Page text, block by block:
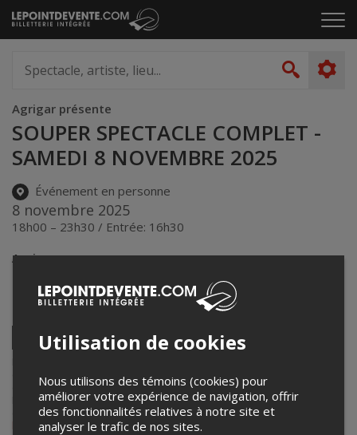
Passer
au
le
artiste,
lieu...
Agrigar présente
SOUPER SPECTACLE COMPLET -
SAMEDI 8 NOVEMBRE 2025
Événement en personne
8 novembre 2025
18h00 – 23h30 / Entrée: 16h30
Agrigar
Partagez cet événement
Facebook LinkedinEnvoyer
courriel
cadre de l’affichage en ligne et la vente de billets pour ses
événements.
Pour plus d’information à propos de cet événement, veuillez
contacter l’organisateur de l’événement,Agrigar, à
b.agrigar@hotmail.com.
Utilisation de cookies
Nous utilisons des témoins (cookies) pour
améliorer votre expérience de navigation, offrir
des fonctionnalités relatives à notre site et
analyser le trafic de nos sites.